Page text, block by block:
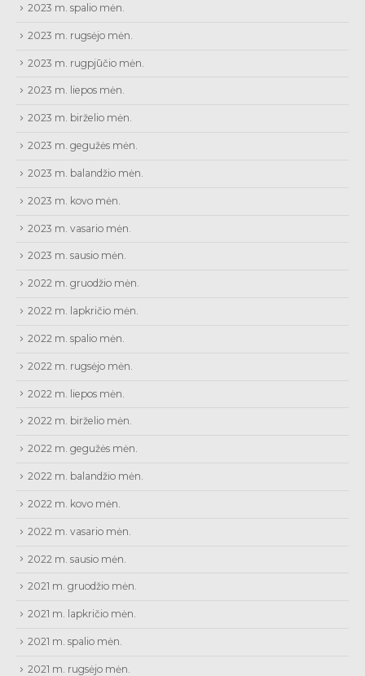
2023 m. spalio mėn.
2023 m. rugsėjo mėn.
2023 m. rugpjūčio mėn.
2023 m. liepos mėn.
2023 m. birželio mėn.
2023 m. gegužės mėn.
2023 m. balandžio mėn.
2023 m. kovo mėn.
2023 m. vasario mėn.
2023 m. sausio mėn.
2022 m. gruodžio mėn.
2022 m. lapkričio mėn.
2022 m. spalio mėn.
2022 m. rugsėjo mėn.
2022 m. liepos mėn.
2022 m. birželio mėn.
2022 m. gegužės mėn.
2022 m. balandžio mėn.
2022 m. kovo mėn.
2022 m. vasario mėn.
2022 m. sausio mėn.
2021 m. gruodžio mėn.
2021 m. lapkričio mėn.
2021 m. spalio mėn.
2021 m. rugsėjo mėn.